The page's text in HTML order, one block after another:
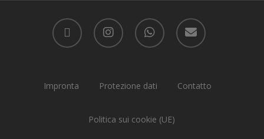
facebook instagram whatsapp email
Impronta Protezione dati Contatto
Politica sui cookie (UE)